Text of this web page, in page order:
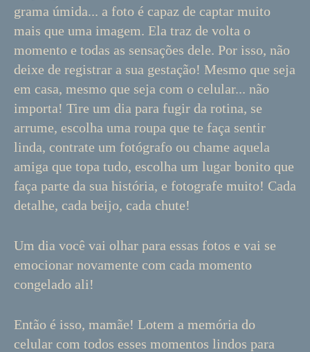
grama úmida... a foto é capaz de captar muito
mais que uma imagem. Ela traz de volta o
momento e todas as sensações dele. Por isso, não
deixe de registrar a sua gestação! Mesmo que seja
em casa, mesmo que seja com o celular... não
importa! Tire um dia para fugir da rotina, se
arrume, escolha uma roupa que te faça sentir
linda, contrate um fotógrafo ou chame aquela
amiga que topa tudo, escolha um lugar bonito que
faça parte da sua história, e fotografe muito! Cada
detalhe, cada beijo, cada chute!
Um dia você vai olhar para essas fotos e vai se
emocionar novamente com cada momento
congelado ali!
Então é isso, mamãe! Lotem a memória do
celular com todos esses momentos lindos para